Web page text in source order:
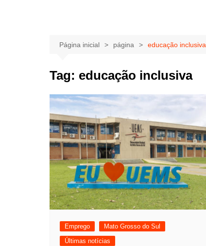
Página inicial página educação inclusiva
Tag: educação inclusiva
Emprego
Mato Grosso do Sul
Últimas notícias